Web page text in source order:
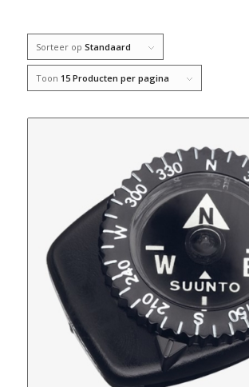
Sorteer op Standaard
Toon 15 Producten per pagina